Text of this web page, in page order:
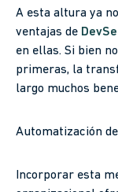
A esta altura ya
ventajas de
en ellas. Si bien
primeras, la
largo muchos
Automatización
Incorporar esta